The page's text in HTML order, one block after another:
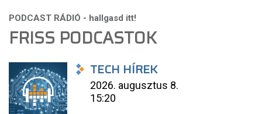
FRISS PODCASTOK
TECH HÍREK
2026. augusztus 8.
15:20